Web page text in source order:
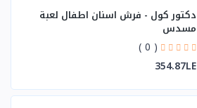
دكتور كول - فرش اسنان اطفال لعبة
مسدس
( 0 )
354.87LE